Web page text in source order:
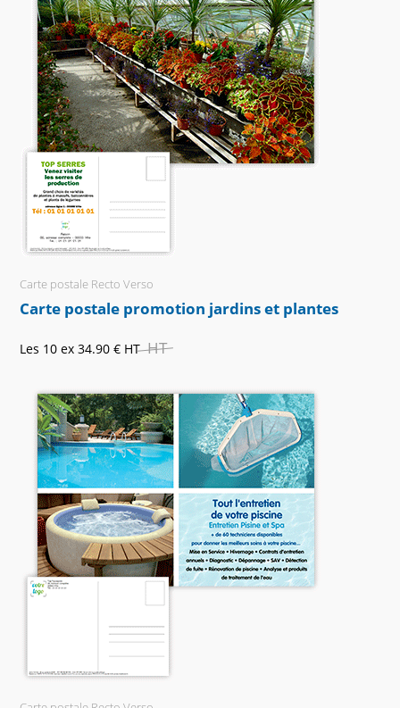
Carte postale Recto Verso
Carte postale promotion jardins et plantes
Les 10 ex 34.90 € HT HT